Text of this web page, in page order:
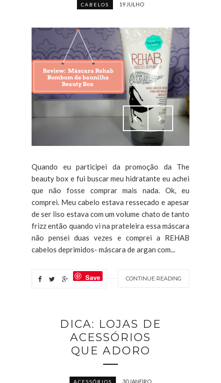
CABELOS 19 JULHO
Quando eu participei da promoção da The
beauty box e fui buscar meu hidratante eu achei
que não fosse comprar mais nada. Ok, eu
comprei. Meu cabelo estava ressecado e apesar
de ser liso estava com um volume chato de tanto
frizz então quando vi na prateleira essa máscara
não pensei duas vezes e comprei a REHAB
cabelos deprimidos- máscara de argan com...
CONTINUE READING
Save
DICA: LOJAS DE
ACESSÓRIOS
QUE ADORO
ACESSÓRIOS 30 JANEIRO